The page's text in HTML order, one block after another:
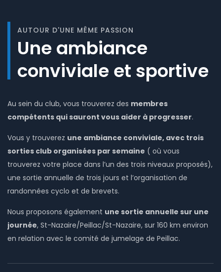
AUTOUR D'UNE MÊME PASSION
Une ambiance
conviviale et sportive
Au sein du club, vous trouverez des membres
compétents qui sauront vous aider à progresser.
Vous y trouverez une ambiance conviviale, avec trois
sorties club organisées par semaine ( où vous
trouverez votre place dans l’un des trois niveaux proposés),
une sortie annuelle de trois jours et l’organisation de
randonnées cyclo et de brevets.
Nous proposons également une sortie annuelle sur une
journée, St-Nazaire/Peillac/St-Nazaire, sur 160 km environ
en relation avec le comité de jumelage de Peillac.